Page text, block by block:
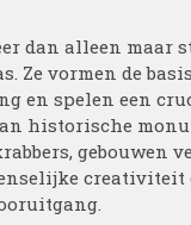
dan alleen maar
Ze vormen de
en spelen een
historische
gebouwen
creativiteit